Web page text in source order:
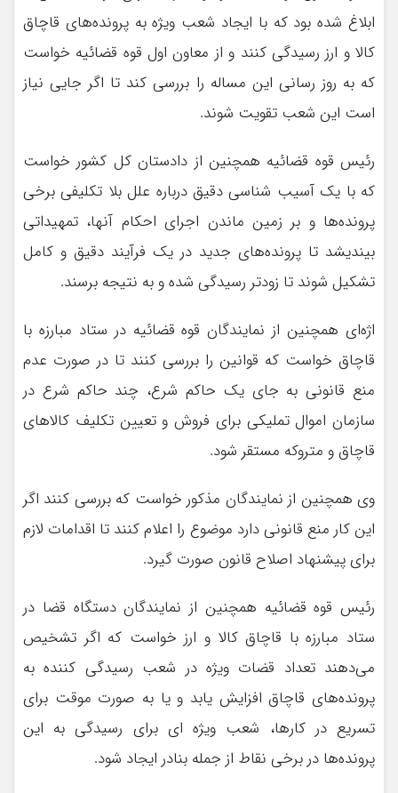
ابلاغ شده بود که با ایجاد شعب ویژه به پرونده‌های قاچاق
کالا و ارز رسیدگی کنند و از معاون اول قوه قضائیه خواست
که به روز رسانی این مساله را بررسی کند تا اگر جایی نیاز
است این شعب تقویت شوند.
رئیس قوه قضائیه همچنین از دادستان کل کشور خواست
که با یک آسیب شناسی دقیق درباره علل بلا تکلیفی برخی
پرونده‌ها و بر زمین ماندن اجرای احکام آنها، تمهیداتی
بیندیشد تا پرونده‌های جدید در یک فرآیند دقیق و کامل
تشکیل شوند تا زودتر رسیدگی شده و به نتیجه برسند.
اژه‌ای همچنین از نمایندگان قوه قضائیه در ستاد مبارزه با
قاچاق خواست که قوانین را بررسی کنند تا در صورت عدم
منع قانونی به جای یک حاکم شرع، چند حاکم شرع در
سازمان اموال تملیکی برای فروش و تعیین تکلیف کالاهای
قاچاق و متروکه مستقر شود.
وی همچنین از نمایندگان مذکور خواست که بررسی کنند اگر
این کار منع قانونی دارد موضوع را اعلام کنند تا اقدامات لازم
برای پیشنهاد اصلاح قانون صورت گیرد.
رئیس قوه قضائیه همچنین از نمایندگان دستگاه قضا در
ستاد مبارزه با قاچاق کالا و ارز خواست که اگر تشخیص
می‌دهند تعداد قضات ویژه در شعب رسیدگی کننده به
پرونده‌های قاچاق افزایش یابد و یا به صورت موقت برای
تسریع در کارها، شعب ویژه ای برای رسیدگی به این
پرونده‌ها در برخی نقاط از جمله بنادر ایجاد شود.